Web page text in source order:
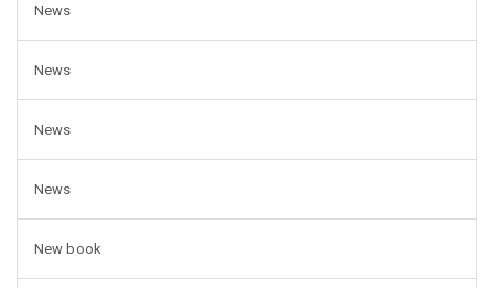
News
News
News
News
New book